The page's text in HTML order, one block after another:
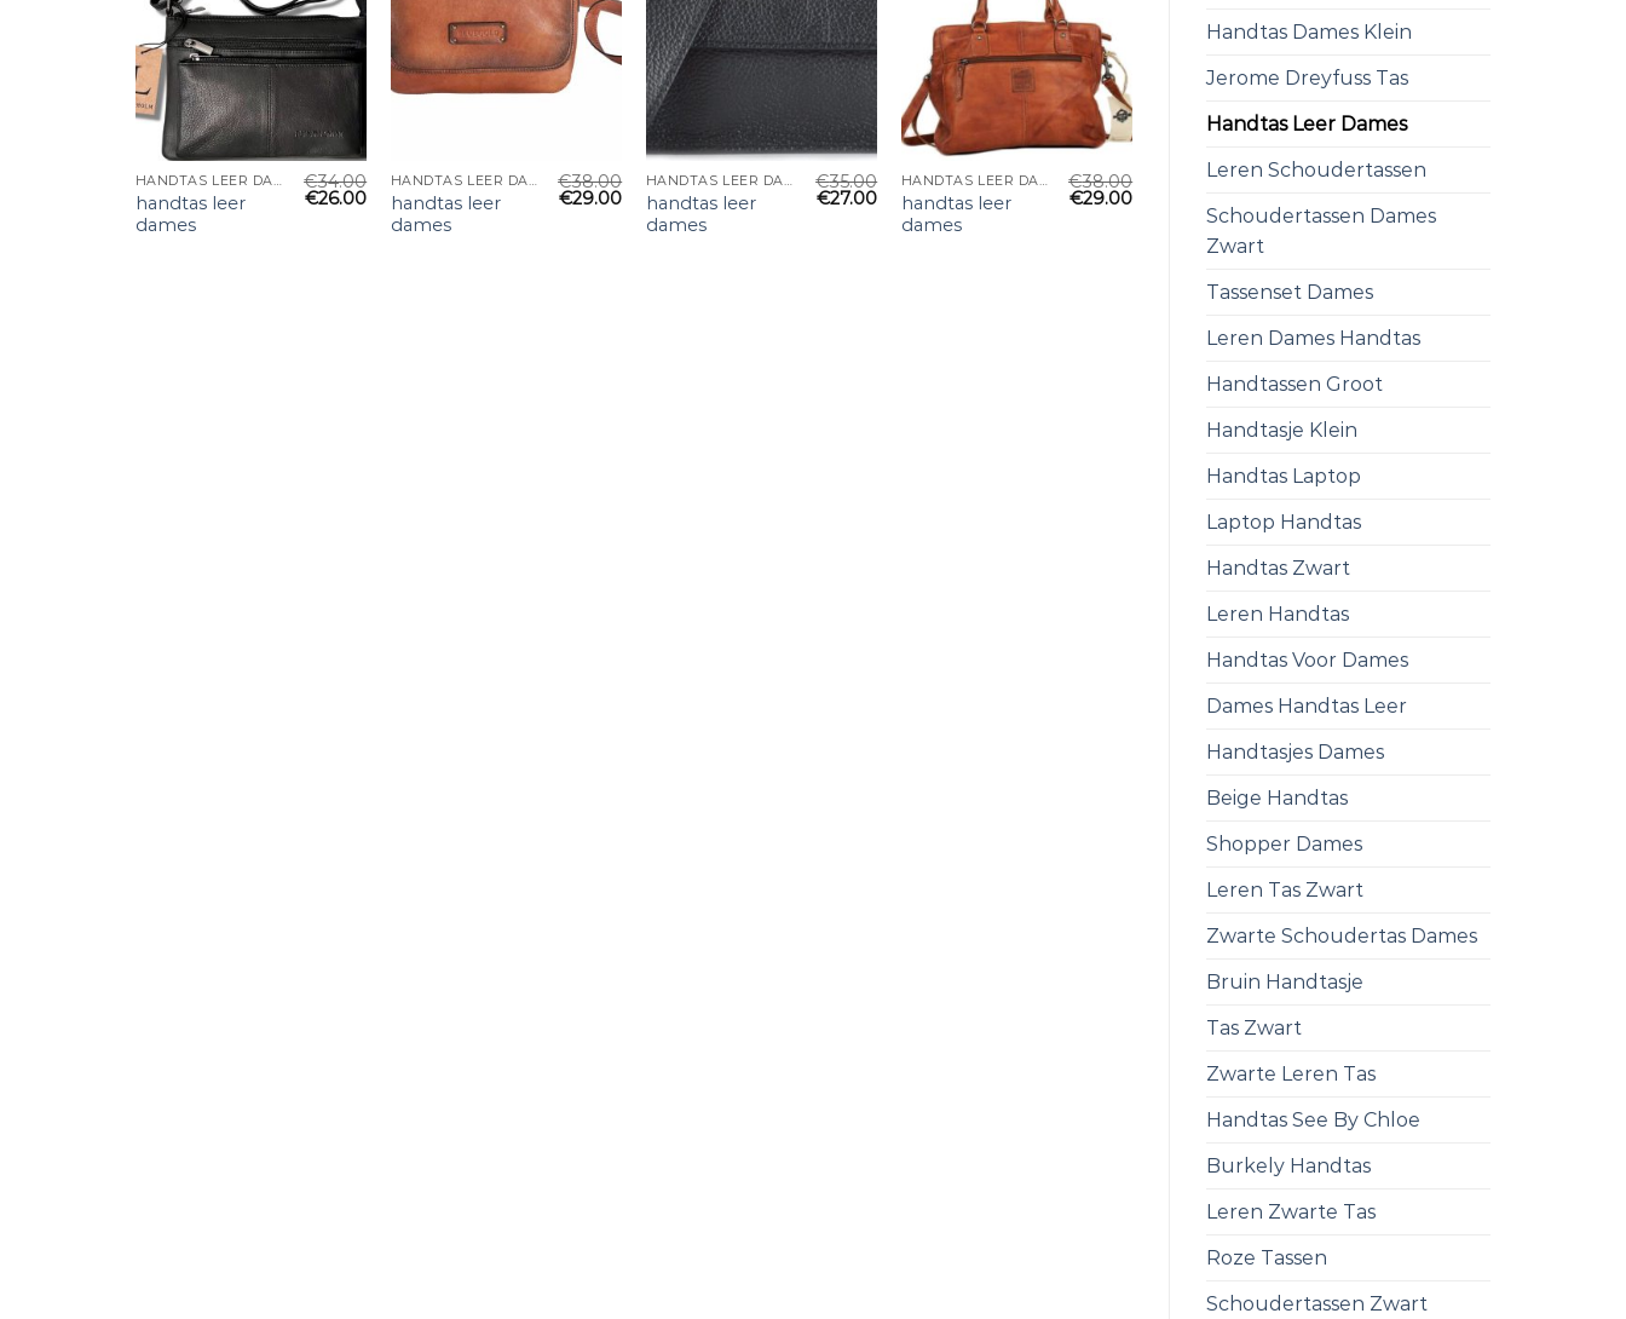
Handtas Dames Klein
Jerome Dreyfuss Tas
Handtas Leer Dames
Leren Schoudertassen
Schoudertassen Dames
Zwart
Tassenset Dames
Leren Dames Handtas
Handtassen Groot
Handtasje Klein
Handtas Laptop
Laptop Handtas
Handtas Zwart
Leren Handtas
Handtas Voor Dames
Dames Handtas Leer
Handtasjes Dames
Beige Handtas
Shopper Dames
Leren Tas Zwart
Zwarte Schoudertas Dames
Bruin Handtasje
Tas Zwart
Zwarte Leren Tas
Handtas See By Chloe
Burkely Handtas
Leren Zwarte Tas
Roze Tassen
Schoudertassen Zwart
HANDTAS LEER DAMES
handtas leer
dames
€34.00
€26.00
HANDTAS LEER DAMES
handtas leer
dames
€38.00
€29.00
HANDTAS LEER DAMES
handtas leer
dames
€35.00
€27.00
HANDTAS LEER DAMES
handtas leer
dames
€38.00
€29.00